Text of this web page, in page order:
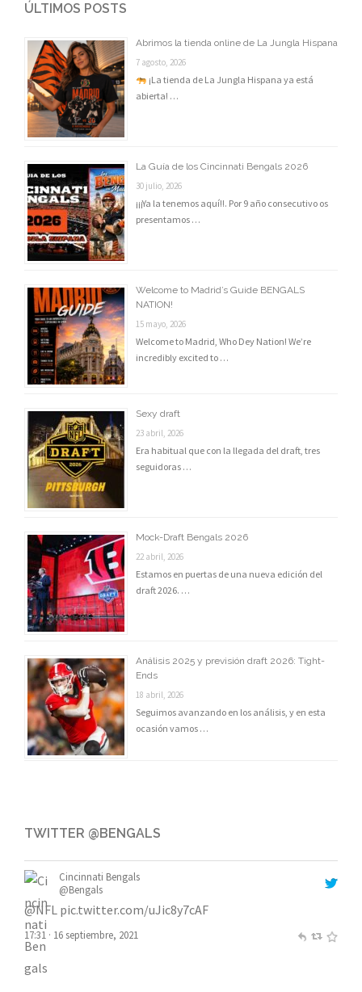
ÚLTIMOS POSTS
Abrimos la tienda online de La Jungla Hispana
7 agosto, 2026
¡La tienda de La Jungla Hispana ya está
abierta! …
La Guía de los Cincinnati Bengals 2026
30 julio, 2026
¡¡¡Ya la tenemos aquí!!. Por 9 año consecutivo os
presentamos …
Welcome to Madrid’s Guide BENGALS
NATION!
15 mayo, 2026
Welcome to Madrid, Who Dey Nation! We’re
incredibly excited to …
Sexy draft
23 abril, 2026
Era habitual que con la llegada del draft, tres
seguidoras …
Mock-Draft Bengals 2026
22 abril, 2026
Estamos en puertas de una nueva edición del
draft 2026. …
Análisis 2025 y previsión draft 2026: Tight-
Ends
18 abril, 2026
Seguimos avanzando en los análisis, y en esta
ocasión vamos …
TWITTER @BENGALS
Cincinnati Bengals
@Bengals
@NFL pic.twitter.com/uJic8y7cAF
17:31 · 16 septiembre, 2021